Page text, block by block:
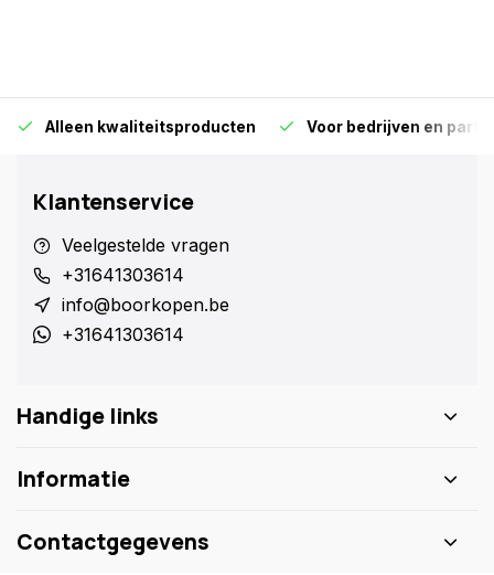
Alleen kwaliteitsproducten Voor bedrijven en
Klantenservice
Veelgestelde vragen
+31641303614
info@boorkopen.be
+31641303614
Handige links
Informatie
Contactgegevens